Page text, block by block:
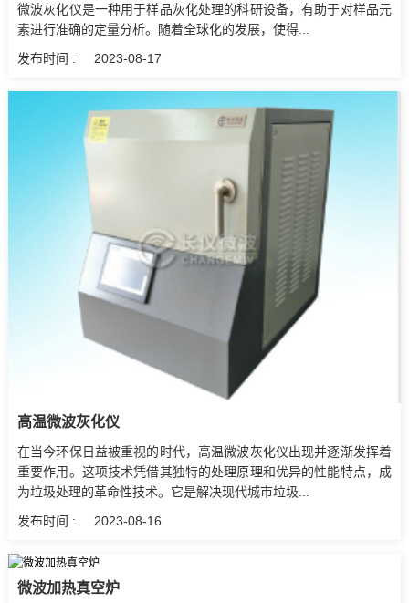
微波灰化仪是一种用于样品灰化处理的科研设备，有助于对样品元
素进行准确的定量分析。随着全球化的发展，使得...
发布时间 :
2023-08-17
高温微波灰化仪
在当今环保日益被重视的时代，高温微波灰化仪出现并逐渐发挥着
重要作用。这项技术凭借其独特的处理原理和优异的性能特点，成
为垃圾处理的革命性技术。它是解决现代城市垃圾...
发布时间 :
2023-08-16
微波加热真空炉